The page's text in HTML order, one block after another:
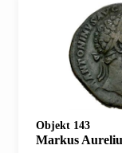
Objekt 143
Markus Aurelius 161-180,